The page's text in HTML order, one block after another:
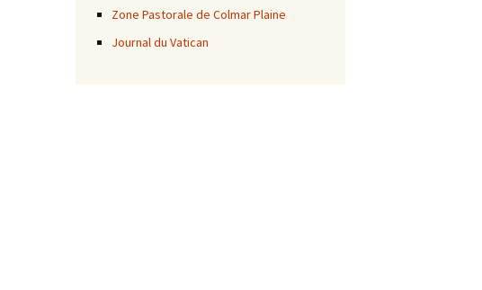
Zone Pastorale de Colmar Plaine
Journal du Vatican